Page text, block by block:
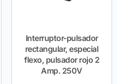
Interruptor-pulsador
rectangular, especial
flexo, pulsador rojo 2
Amp. 250V